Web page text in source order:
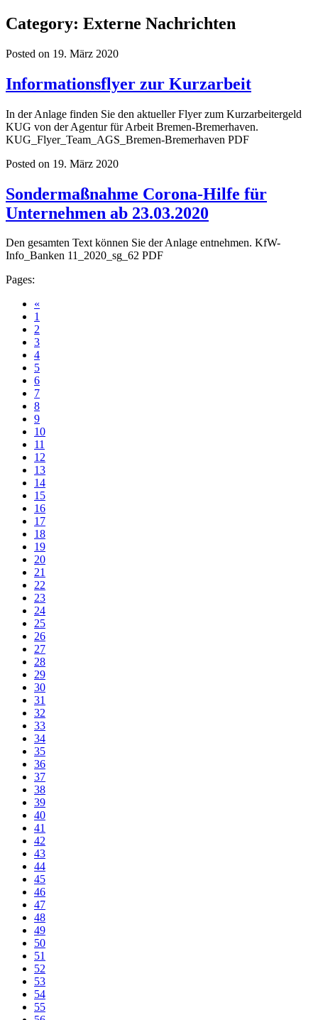
Category: Externe Nachrichten
Posted on 19. März 2020
Informationsflyer zur Kurzarbeit
In der Anlage finden Sie den aktueller Flyer zum Kurzarbeitergeld
KUG von der Agentur für Arbeit Bremen-Bremerhaven.
KUG_Flyer_Team_AGS_Bremen-Bremerhaven PDF
Posted on 19. März 2020
Sondermaßnahme Corona-Hilfe für
Unternehmen ab 23.03.2020
Den gesamten Text können Sie der Anlage entnehmen. KfW-
Info_Banken 11_2020_sg_62 PDF
Pages:
«
1
2
3
4
5
6
7
8
9
10
11
12
13
14
15
16
17
18
19
20
21
22
23
24
25
26
27
28
29
30
31
32
33
34
35
36
37
38
39
40
41
42
43
44
45
46
47
48
49
50
51
52
53
54
55